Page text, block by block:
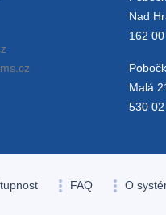
Nad
162
Malá
530
more_vert FAQ more_vert O